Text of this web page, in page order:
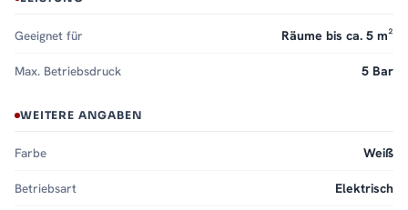
Geeignet für Räume bis ca. 5 m²
Max. Betriebsdruck 5 Bar
WEITERE ANGABEN
Farbe Weiß
Betriebsart Elektrisch